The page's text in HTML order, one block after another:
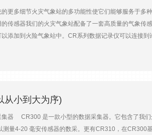
更多细节火灾气象站的多功能性使它们能够服务于
传感器我们的火灾气象站配备了一套高质量的气象
添加到火险气象站中。CR系列数据记录仪可以连接
湿度、降水、气压和太阳辐射传感器。火险气象工作
置或新的数据处理要求。如果需要，可以使用多路复
从小到大为序)
器 CR300 是一款小型的数据采集器。它包含了我
测量4-20 毫安传感器的数采。更有CR310，在